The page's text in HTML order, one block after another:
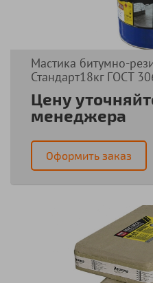
Мастика битумно-
Стандарт18кг ГОСТ
Цену
менеджера
Оформить заказ